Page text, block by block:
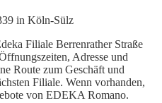
in Köln-Sülz
Filiale Berrenrather Straße
Adresse und
Route zum Geschäft und
Filiale. Wenn vorhanden,
von EDEKA Romano.